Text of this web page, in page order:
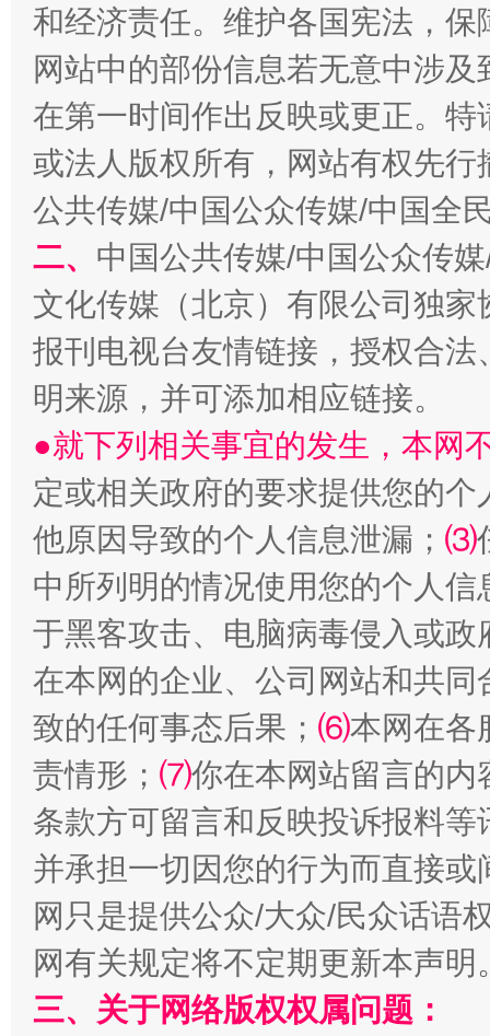
“刷贴”乱象丛生
生
揭批美国五大"原罪" "炒
解纷+调解+退费，一次搞定
和经济责任。维护各国宪法，
网站中的部份信息若无意中涉
在第一时间作出反映或更正。
或法人版权所有，网站有权先
公共传媒/中国公众传媒/中国全
二、 中国公共传媒/中国公众传
文化传媒（北京）有限公司独
报刊电视台友情链接，授权合
明来源，并可添加相应链接。
●就下列相关事宜的发生，本网
定或相关政府的要求提供您的个
他原因导致的个人信息泄漏； ⑶
中所列明的情况使用您的个人
于黑客攻击、电脑病毒侵入或
在本网的企业、公司网站和共
致的任何事态后果； ⑹本网在各
责情形； ⑺你在本网站留言的内
条款方可留言和反映投诉报料
并承担一切因您的行为而直接
网只是提供公众/大众/民众话语
网有关规定将不定期更新本声明
三、关于网络版权权属问题：